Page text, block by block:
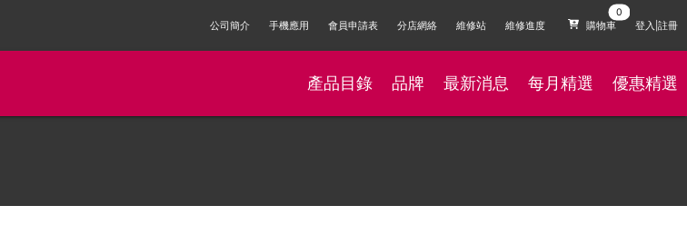
公司簡介 手機應用 會員申請表 分店網絡 維修站 維修進度 購物車 登入|註冊
產品目錄 品牌 最新消息 每月精選 優惠精選